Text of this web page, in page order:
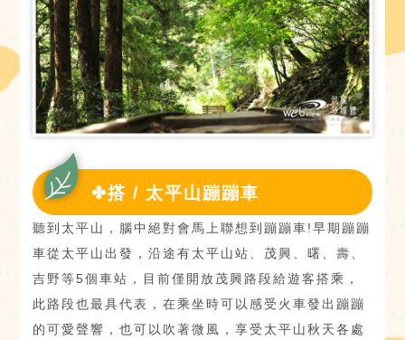
✤搭 / 太平山蹦蹦車
聽到太平山，腦中絕對會馬上聯想到蹦蹦車!早期蹦蹦
車從太平山出發，沿途有太平山站、茂興、曙、壽、
吉野等5個車站，目前僅開放茂興路段給遊客搭乘，
此路段也最具代表，在乘坐時可以感受火車發出蹦蹦
的可愛聲響，也可以吹著微風，享受太平山秋天各處